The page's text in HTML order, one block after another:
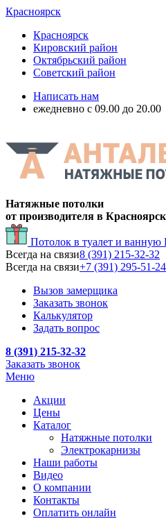
Красноярск
Красноярск
Кировский район
Октябрьский район
Советский район
Написать нам
ежедневно с 09.00 до 20.00
Натяжные потолки
от производителя в
Потолок в туалет и ванную
Всегда на связи8 (391) 215-32-32
Всегда на связи+7 (391) 295-51-24
Вызов замерщика
Заказать звонок
Калькулятор
Задать вопрос
8 (391) 215-32-32
Заказать звонок
Меню
Акции
Цены
Каталог
Натяжные потолки
Электрокарнизы
Наши работы
Видео
О компании
Контакты
Оплатить онлайн